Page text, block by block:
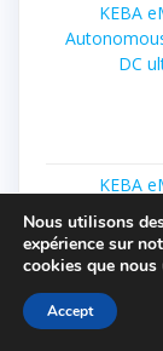
KEBA
DC
KEBA
Qair et
et la
Nous utilisons
expérience sur
cookies que
Accept